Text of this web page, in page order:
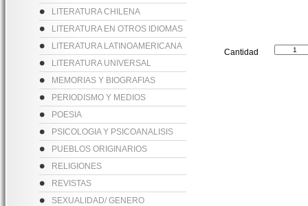
LITERATURA CHILENA
LITERATURA EN OTROS IDIOMAS
LITERATURA LATINOAMERICANA
LITERATURA UNIVERSAL
MEMORIAS Y BIOGRAFIAS
PERIODISMO Y MEDIOS
POESIA
PSICOLOGIA Y PSICOANALISIS
PUEBLOS ORIGINARIOS
RELIGIONES
REVISTAS
SEXUALIDAD/ GENERO
Cantidad